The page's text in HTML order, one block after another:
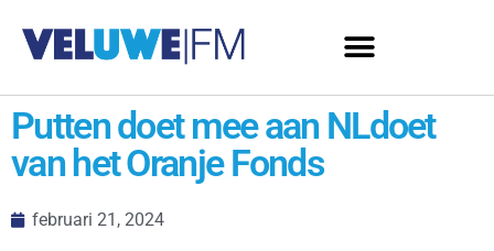
Putten doet mee aan NLdoet
van het Oranje Fonds
februari 21, 2024